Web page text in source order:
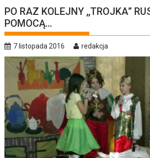
PO RAZ KOLEJNY ,,TROJKA”
POMOCĄ…
7 listopada 2016 redakcja